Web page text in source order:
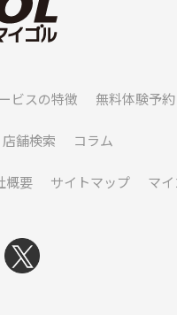
ビスの特徴 無料体験予約
店舗検索 コラム
概要 サイトマップ マ